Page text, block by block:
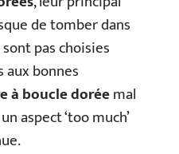
de tomber dans
pas choisies
aux bonnes
à boucle doréemal
aspect ‘too much’